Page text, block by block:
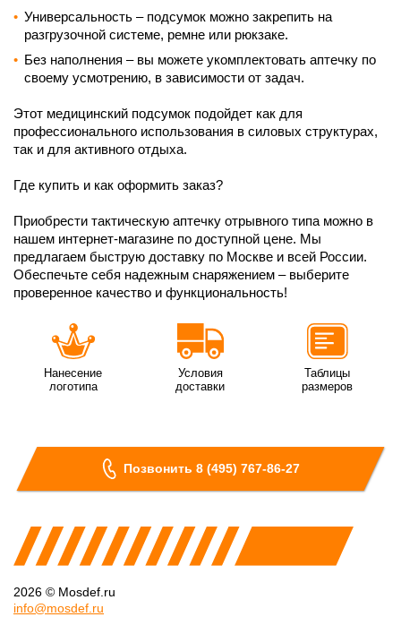
Универсальность – подсумок можно закрепить на
разгрузочной системе, ремне или рюкзаке.
Без наполнения – вы можете укомплектовать аптечку по
своему усмотрению, в зависимости от задач.
Этот медицинский подсумок подойдет как для
профессионального использования в силовых структурах,
так и для активного отдыха.
Где купить и как оформить заказ?
Приобрести тактическую аптечку отрывного типа можно в
нашем интернет-магазине по доступной цене. Мы
предлагаем быструю доставку по Москве и всей России.
Обеспечьте себя надежным снаряжением – выберите
проверенное качество и функциональность!
Нанесение
логотипа
Условия
доставки
Таблицы
размеров
Позвонить 8 (495) 767-86-27
2026 © Mosdef.ru
info@mosdef.ru